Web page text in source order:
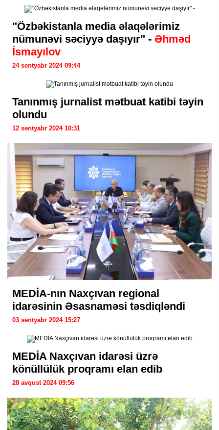
"Özbəkistanla media əlaqələrimiz
nümunəvi səciyyə daşıyır" - Əhməd
İsmayılov
24 sentyabr 2024 09:44
Tanınmış jurnalist mətbuat katibi təyin
olundu
12 sentyabr 2024 10:31
MEDİA-nın Naxçıvan regional
idarəsinin Əsasnaməsi təsdiqləndi
03 sentyabr 2024 15:27
MEDİA Naxçıvan idarəsi üzrə
könüllülük proqramı elan edib
28 avqust 2024 09:56